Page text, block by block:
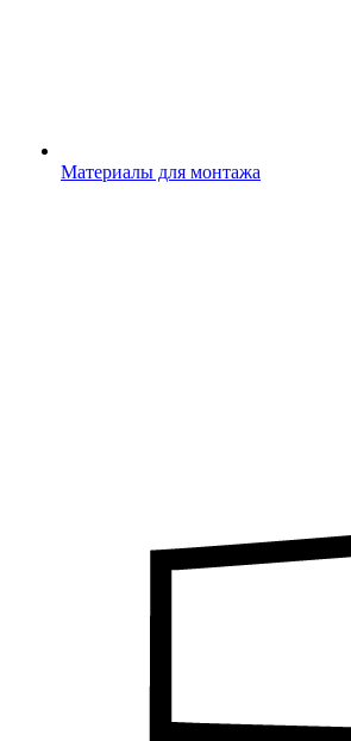
Материалы для монтажа